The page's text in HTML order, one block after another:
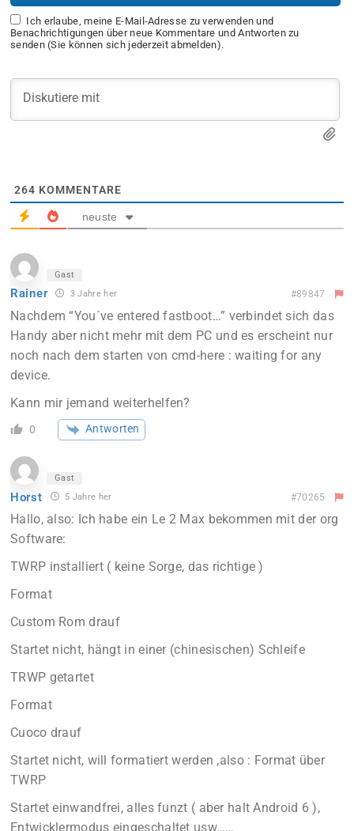
Ich erlaube, meine E-Mail-Adresse zu verwenden und
Benachrichtigungen über neue Kommentare und Antworten zu
senden (Sie können sich jederzeit abmelden).
264 KOMMENTARE
neuste
Gast
Rainer 3 Jahre her #89847
Nachdem “You´ve entered fastboot…” verbindet sich das
Handy aber nicht mehr mit dem PC und es erscheint nur
noch nach dem starten von cmd-here : waiting for any
device.
Kann mir jemand weiterhelfen?
0 Antworten
Gast
Horst 5 Jahre her #70265
Hallo, also: Ich habe ein Le 2 Max bekommen mit der org
Software:
TWRP installiert ( keine Sorge, das richtige )
Format
Custom Rom drauf
Startet nicht, hängt in einer (chinesischen) Schleife
TRWP getartet
Format
Cuoco drauf
Startet nicht, will formatiert werden ,also : Format über
TWRP
Startet einwandfrei, alles funzt ( aber halt Android 6 ),
Entwicklermodus eingeschaltet usw……